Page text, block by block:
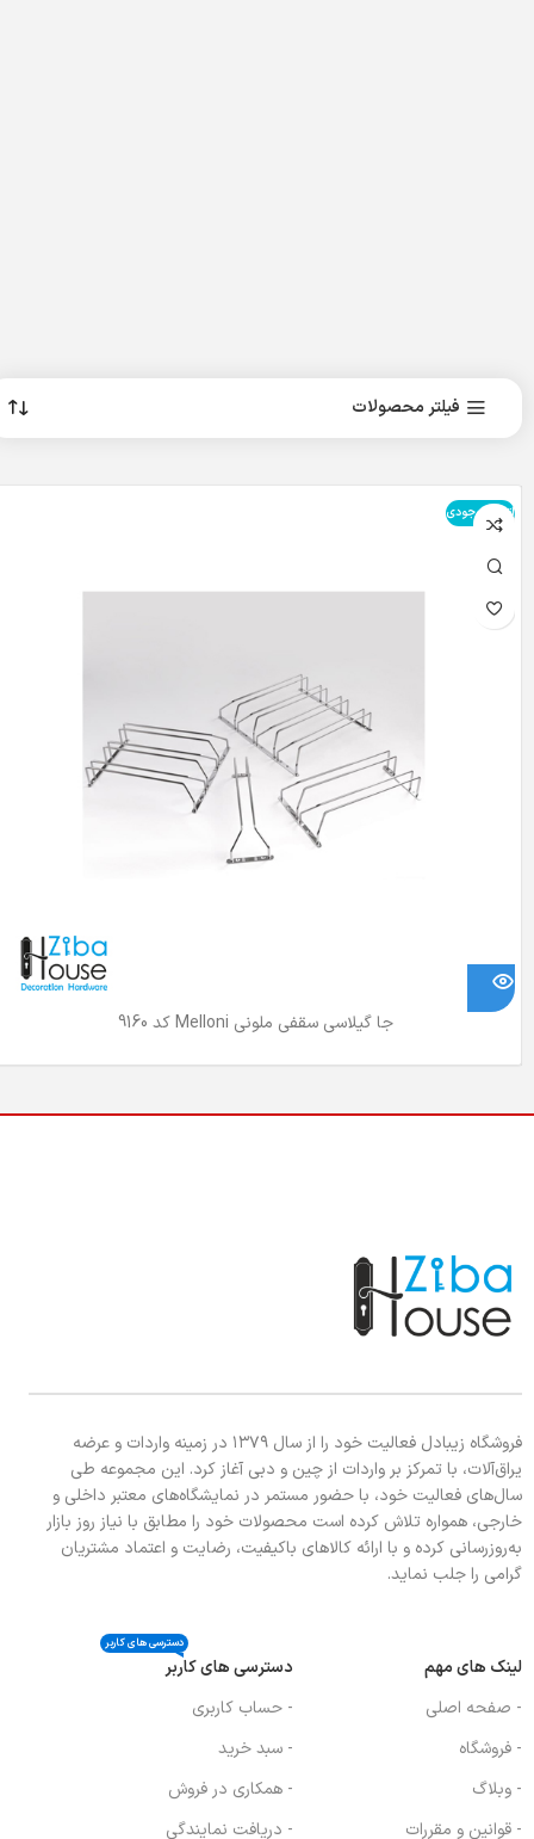
فیلتر محصولات
اتمام موجودی
جا گیلاسی سقفی ملونی Melloni کد 9160
فروشگاه زیبادل فعالیت خود را از سال ۱۳۷۹ در زمینه واردات و عرضه
یراق‌آلات، با تمرکز بر واردات از چین و دبی آغاز کرد. این مجموعه طی
سال‌های فعالیت خود، با حضور مستمر در نمایشگاه‌های معتبر داخلی و
خارجی، همواره تلاش کرده است محصولات خود را مطابق با نیاز روز بازار
به‌روزرسانی کرده و با ارائه کالاهای باکیفیت، رضایت و اعتماد مشتریان
گرامی را جلب نماید.
لینک های مهم
- صفحه اصلی
- فروشگاه
- وبلاگ
- قوانین و مقررات
دسترسی های کاربر
دسترسی های کاربر
- حساب کاربری
- سبد خرید
- همکاری در فروش
- دریافت نمایندگی